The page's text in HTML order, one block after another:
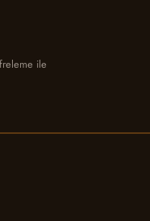
ile